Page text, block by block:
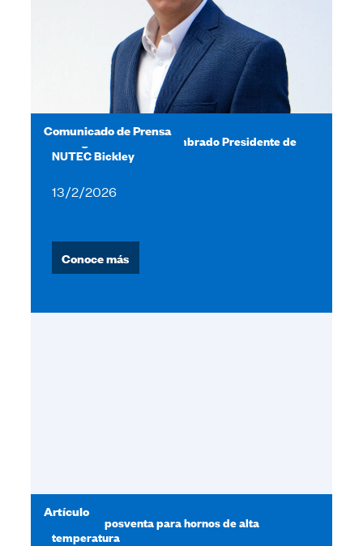
Comunicado de Prensa
Rodrigo González es nombrado Presidente de
NUTEC Bickley
13/2/2026
Conoce más
Artículo
Servicios posventa para hornos de alta
temperatura